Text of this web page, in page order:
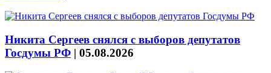
Никита Сергеев снялся с выборов депутатов
Госдумы РФ | 05.08.2026